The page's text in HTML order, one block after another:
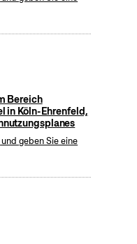
Bereich
in Köln-Ehrenfeld,
geben Sie eine